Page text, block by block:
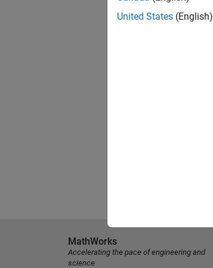
United States (English)
MathWorks
Accelerating the pace of engineering and
science